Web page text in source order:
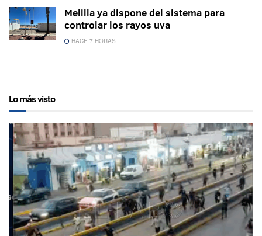
Melilla ya dispone del sistema para
controlar los rayos uva
HACE 7 HORAS
Lo más visto